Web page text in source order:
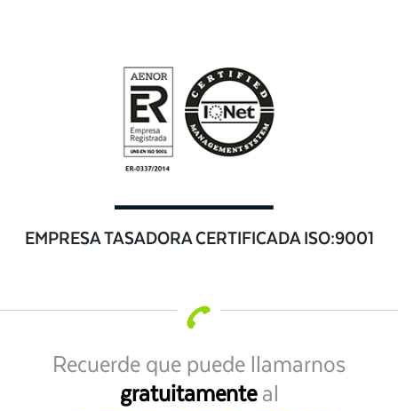
EMPRESA TASADORA CERTIFICADA ISO:9001
Recuerde que puede llamarnos
gratuitamenteal